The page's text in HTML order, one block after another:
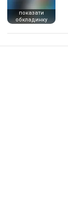
показати
обкладинку